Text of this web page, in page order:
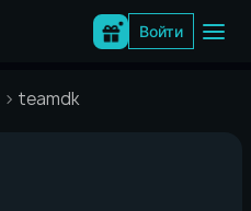
Войти
teamdk